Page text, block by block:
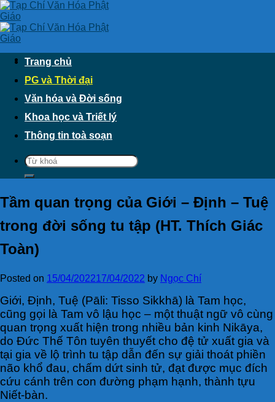
Skip
to
content
Trang chủ
PG và Thời đại
Văn hóa và Đời sống
Khoa học và Triết lý
Thông tin toà soạn
Tầm quan trọng của Giới – Định – Tuệ
trong đời sống tu tập (HT. Thích Giác
Toàn)
Posted on 15/04/202217/04/2022 by Ngọc Chí
Giới, Định, Tuệ (Pāli: Tisso Sikkhā) là Tam học,
cũng gọi là Tam vô lậu học – một thuật ngữ vô cùng
quan trọng xuất hiện trong nhiều bản kinh Nikāya,
do Đức Thế Tôn tuyên thuyết cho đệ tử xuất gia và
tại gia về lộ trình tu tập dẫn đến sự giải thoát phiền
não khổ đau, chấm dứt sinh tử, đạt được mục đích
cứu cánh trên con đường phạm hạnh, thành tựu
Niết-bàn.